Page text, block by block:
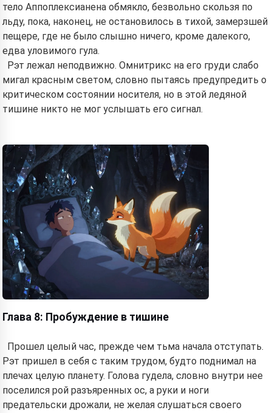
тело Аппоплексианена обмякло, безвольно скользя по
льду, пока, наконец, не остановилось в тихой, замерзшей
пещере, где не было слышно ничего, кроме далекого,
едва уловимого гула.
Рэт лежал неподвижно. Омнитрикс на его груди слабо
мигал красным светом, словно пытаясь предупредить о
критическом состоянии носителя, но в этой ледяной
тишине никто не мог услышать его сигнал.
Глава 8: Пробуждение в тишине
Прошел целый час, прежде чем тьма начала отступать.
Рэт пришел в себя с таким трудом, будто поднимал на
плечах целую планету. Голова гудела, словно внутри нее
поселился рой разъяренных ос, а руки и ноги
предательски дрожали, не желая слушаться своего